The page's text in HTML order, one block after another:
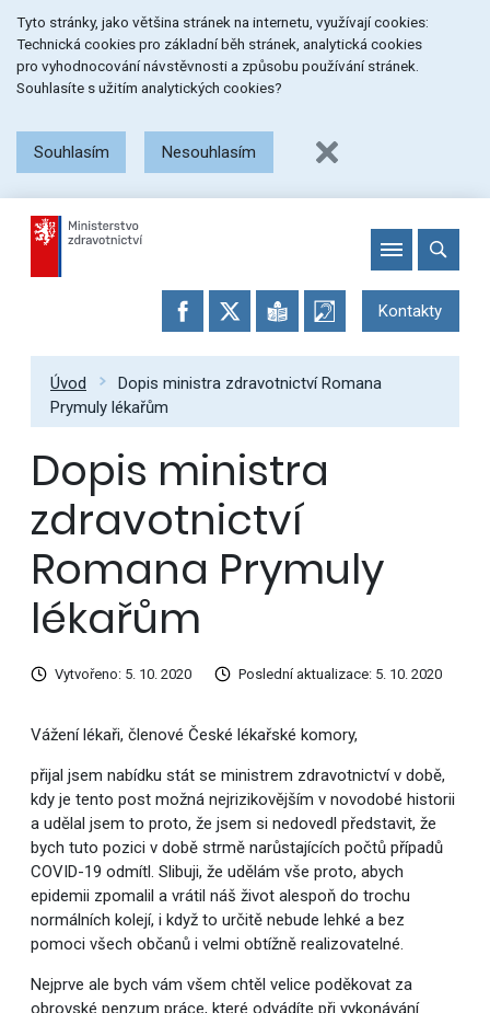
na
menu
na
obsah
na
patičku
stránky
Tyto stránky, jako většina stránek na internetu, využívají cookies:
Technická cookies pro základní běh stránek, analytická cookies
pro vyhodnocování návstěvnosti a způsobu používání stránek.
Souhlasíte s užitím analytických cookies?
Souhlasím Nesouhlasím
Kontakty
Úvod
Dopis ministra zdravotnictví Romana
Prymuly lékařům
Dopis ministra
zdravotnictví
Romana Prymuly
lékařům
Vytvořeno: 5. 10. 2020 Poslední aktualizace: 5. 10. 2020
Vážení lékaři, členové České lékařské komory,
přijal jsem nabídku stát se ministrem zdravotnictví v době,
kdy je tento post možná nejrizikovějším v novodobé historii
a udělal jsem to proto, že jsem si nedovedl představit, že
bych tuto pozici v době strmě narůstajících počtů případů
COVID-19 odmítl. Slibuji, že udělám vše proto, abych
epidemii zpomalil a vrátil náš život alespoň do trochu
normálních kolejí, i když to určitě nebude lehké a bez
pomoci všech občanů i velmi obtížně realizovatelné.
Nejprve ale bych vám všem chtěl velice poděkovat za
obrovské penzum práce, které odvádíte při vykonávání